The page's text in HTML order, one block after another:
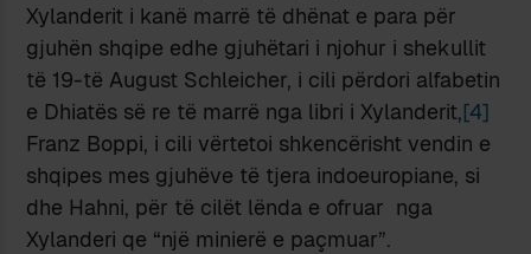
Xylanderit i kanë marrë të dhënat e para për
gjuhën shqipe edhe gjuhëtari i njohur i shekullit
të 19-të August Schleicher, i cili përdori alfabetin
e Dhiatës së re të marrë nga libri i Xylanderit,[4]
Franz Boppi, i cili vërtetoi shkencërisht vendin e
shqipes mes gjuhëve të tjera indoeuropiane, si
dhe Hahni, për të cilët lënda e ofruar nga
Xylanderi qe “një minierë e paçmuar”.